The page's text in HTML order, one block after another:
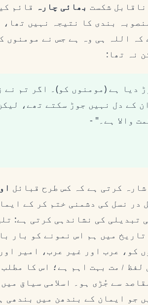
شکست بھائی چارہ قائم
بندی کا نتیجہ نہیں
کہ اللہ ہی وہ ہے جس نے مومنوں
نہ تھا:
دیا ہے (مومنوں کو)۔ اگر تم نے
کے دل نہیں جوڑ سکتے تھے،
والا ہے۔" -
کرتی ہے کہ کس طرح قبائل
در نسل کی دشمنی ختم کر کے
تبدیلی کی نشاندہی کرتی ہے:
تاریخ میں ہم اس نمونے کو بار
کو، عرب اور غیر عرب، امیر
لفظ امت بہت اہم ہے؛ اس کا
سے جُڑی ہو۔ اسلامی سیاق
جو ایمان کے بندھن میں بندھی